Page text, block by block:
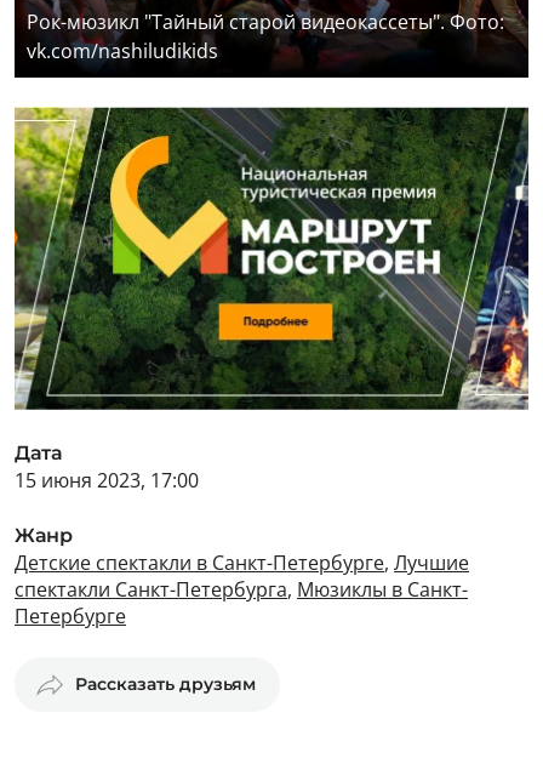
Рок-мюзикл "Тайный старой видеокассеты". Фото:
vk.com/nashiludikids
Дата
15 июня 2023, 17:00
Жанр
Детские спектакли в Санкт-Петербурге, Лучшие
спектакли Санкт-Петербурга, Мюзиклы в Санкт-
Петербурге
Рассказать друзьям